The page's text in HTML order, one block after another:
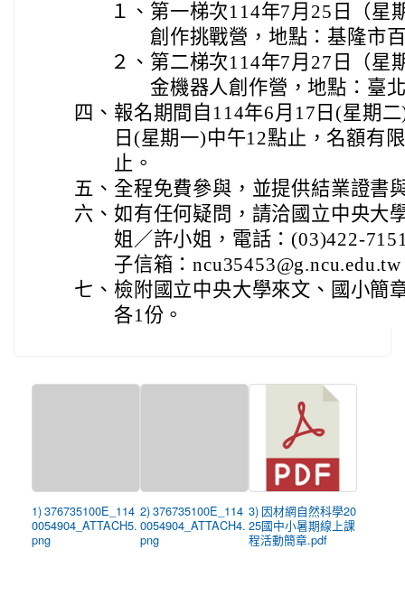
１、 第一梯次114年7月25日（星
創作挑戰營，地點：基隆市
２、 第二梯次114年7月27日（星
金機器人創作營，地點：臺
四、 報名期間自114年6月17日(星期
日(星期一)中午12點止，名額有
止。
五、 全程免費參與，並提供結業證書
六、 如有任何疑問，請洽國立中央大
姐／許小姐，電話：(03)422-
子信箱：
七、 檢附國立中央大學來文、國小簡
各1份。
1) 376735100E_114
0054904_ATTACH5.
png
2) 376735100E_114
0054904_ATTACH4.
png
3) 因材網自然科學20
25國中小暑期線上課
程活動簡章.pdf